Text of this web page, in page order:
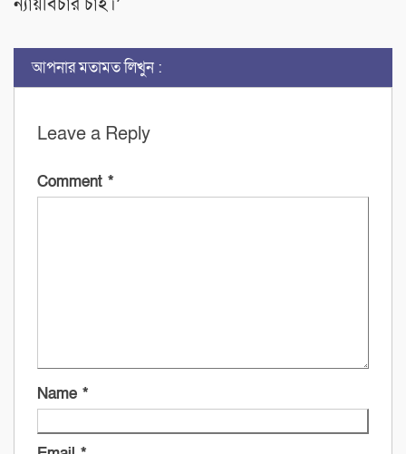
আপনার মতামত লিখুন :
Leave a Reply
Comment *
Name *